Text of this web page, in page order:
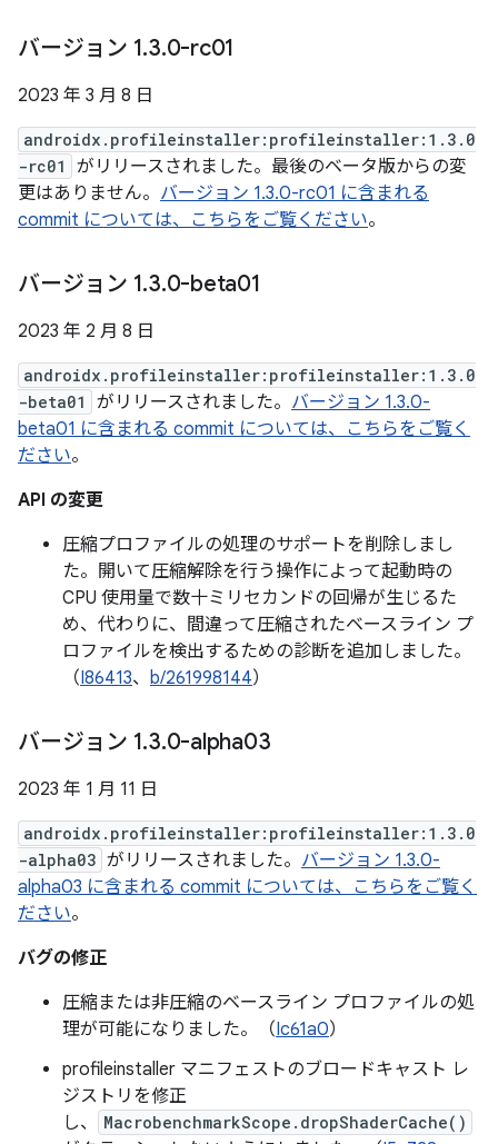
バージョン 1.3.0-rc01
2023 年 3 月 8 日
androidx.profileinstaller:profileinstaller:1.3.0
-rc01
がリリースされました。最後のベータ版からの変
更はありません。 バージョン 1.3.0-rc01 に含まれる
commit については、こちらをご覧ください。
バージョン 1.3.0-beta01
2023 年 2 月 8 日
androidx.profileinstaller:profileinstaller:1.3.0
-beta01
がリリースされました。 バージョン 1.3.0-
beta01 に含まれる commit については、こちらをご覧く
ださい。
API の変更
圧縮プロファイルの処理のサポートを削除しまし
た。開いて圧縮解除を行う操作によって起動時の
CPU 使用量で数十ミリセカンドの回帰が生じるた
め、代わりに、間違って圧縮されたベースライン プ
ロファイルを検出するための診断を追加しました。
（I86413、 b/261998144）
バージョン 1.3.0-alpha03
2023 年 1 月 11 日
androidx.profileinstaller:profileinstaller:1.3.0
-alpha03 がリリースされました。 バージョン 1.3.0-
alpha03 に含まれる commit については、こちらをご覧く
ださい。
バグの修正
圧縮または非圧縮のベースライン プロファイルの処
理が可能になりました。（Ic61a0）
profileinstaller マニフェストのブロードキャスト レ
ジストリを修正
し、
MacrobenchmarkScope.dropShaderCache()